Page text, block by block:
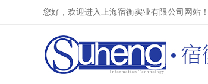
您好，欢迎进入上海宿衡实业有限公司网站！